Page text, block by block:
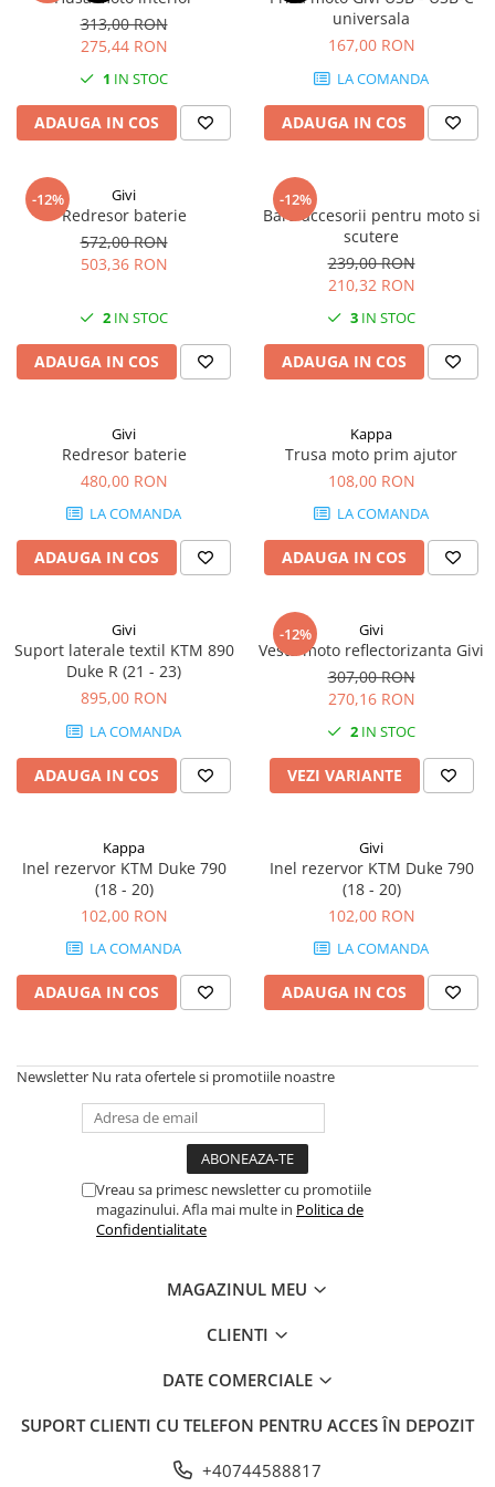
313,00 RON
275,44 RON
1 IN STOC
ADAUGA IN COS
universala
167,00 RON
LA COMANDA
ADAUGA IN COS
-12% Givi
Redresor baterie
572,00 RON
503,36 RON
2 IN STOC
ADAUGA IN COS
-12%
Bara accesorii pentru moto si
scutere
239,00 RON
210,32 RON
3 IN STOC
ADAUGA IN COS
Givi
Redresor baterie
480,00 RON
LA COMANDA
ADAUGA IN COS
Kappa
Trusa moto prim ajutor
108,00 RON
LA COMANDA
ADAUGA IN COS
Givi
Suport laterale textil KTM 890
Duke R (21 - 23)
895,00 RON
LA COMANDA
ADAUGA IN COS
-12% Givi
Vesta moto reflectorizanta Givi
307,00 RON
270,16 RON
2 IN STOC
VEZI VARIANTE
Kappa
Inel rezervor KTM Duke 790
(18 - 20)
102,00 RON
LA COMANDA
ADAUGA IN COS
Givi
Inel rezervor KTM Duke 790
(18 - 20)
102,00 RON
LA COMANDA
ADAUGA IN COS
Newsletter Nu rata ofertele si promotiile noastre
Vreau sa primesc newsletter cu promotiile
magazinului. Afla mai multe in Politica de
Confidentialitate
MAGAZINUL MEU
CLIENTI
DATE COMERCIALE
SUPORT CLIENTI CU TELEFON PENTRU ACCES ÎN DEPOZIT
+40744588817